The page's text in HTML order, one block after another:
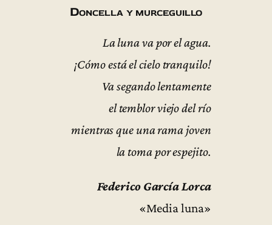
Doncella y murceguillo
La luna va por el agua.
¡Cómo está el cielo tranquilo!
Va segando lentamente
el temblor viejo del río
mientras que una rama joven
la toma por espejito.
Federico García Lorca
«Media luna»